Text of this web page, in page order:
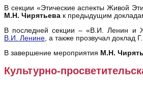
В секции «Этические аспекты Живой
М.Н. Чирятьева к предыдущим
В последней секции – «В.И. Ленин и
В.И. Ленине , а также прозвучал доклад
В завершение мероприятия М.Н.
Культурно-